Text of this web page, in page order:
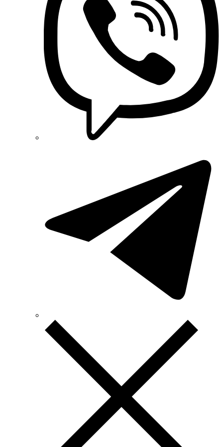
Phoenix Contact (Німеччина)
Plank Electrotechnic (Україна)
Pro'sKit (Тайвань)
PYLONTECH (Китай)
Radpol (Польща)
Raut (Україна)
Reliance (Україна)
REM POWER (Словенія)
Schneider-Electric (Франція)
Smart-MAIC
Technoelectric (Італія)
Technosystems (Україна)
TEKPAN (Туреччина)
TeleTec (Україна)
Vargo (Україна)
Vector VS
Vimar (Італія)
Volter (Україна)
Volterm (Україна)
Wago (Німеччина)
АС Привод (Україна)
АСКО-УКРЕМ (Україна)
Запорізький завод кольорових металів (ЗЗКМ)